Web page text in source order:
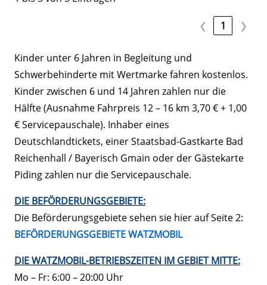
❮ 1 ❯
Kinder unter 6 Jahren in Begleitung und
Schwerbehinderte mit Wertmarke fahren kostenlos.
Kinder zwischen 6 und 14 Jahren zahlen nur die
Hälfte (Ausnahme Fahrpreis 12 – 16 km 3,70 € + 1,00
€ Servicepauschale). Inhaber eines
Deutschlandtickets, einer Staatsbad-Gastkarte Bad
Reichenhall / Bayerisch Gmain oder der Gästekarte
Piding zahlen nur die Servicepauschale.
DIE BEFÖRDERUNGSGEBIETE:
Die Beförderungsgebiete sehen sie hier auf Seite 2:
BEFÖRDERUNGSGEBIETE WATZMOBIL
DIE WATZMOBIL-BETRIEBSZEITEN IM GEBIET MITTE:
Mo – Fr: 6:00 – 20:00 Uhr